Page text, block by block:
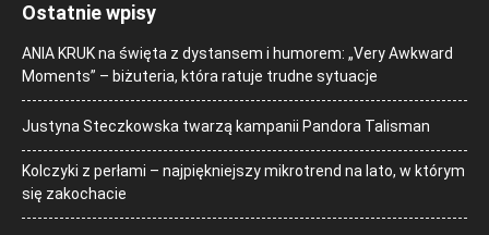
Ostatnie wpisy
ANIA KRUK na święta z dystansem i humorem: „Very Awkward
Moments” – biżuteria, która ratuje trudne sytuacje
Justyna Steczkowska twarzą kampanii Pandora Talisman
Kolczyki z perłami – najpiękniejszy mikrotrend na lato, w którym
się zakochacie